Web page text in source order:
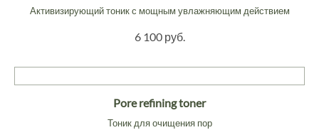
Активизирующий тоник с мощным увлажняющим действием
6 100 руб.
Pore refining toner
Тоник для очищения пор